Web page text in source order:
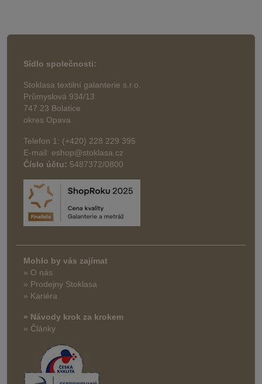
Sídlo společnosti:
Stoklasa textilní galanterie s.r.o.
Průmyslová 934/13
747 23 Bolatice
okres Opava
Telefon 1: (+420) 228 229 395
E-mail: eshop@stoklasa.cz
Číslo účtu: 5487372/0800
Mohlo by vás zajímat
» O nás
» Prodejny Stoklasa
» Kariéra
» Návody krok za krokem
» Články